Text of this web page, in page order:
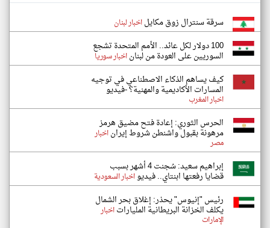
سرقة سنترال زوق مكايلاخبار لبنان
100 دولار لكل عائد.. الأمم المتحدة تشجع
السوريين على العودة من لبناناخبار سوريا
كيف يساهم الذكاء الاصطناعي في توجيه
المسارات الأكاديمية والمهنية؟ -فيديو
اخبار المغرب
الحرس الثوري: إعادة فتح مضيق هرمز
مرهونة بقبول واشنطن شروط إيراناخبار
مصر
إبراهيم سعيد: سُجنت 4 أشهر بسبب
قضايا رفعتها ابنتاي.. فيديواخبار السعودية
رئيس "إنيوس" يحذر: إغلاق بحر الشمال
يكلف الخزانة البريطانية الملياراتاخبار
الإمارات